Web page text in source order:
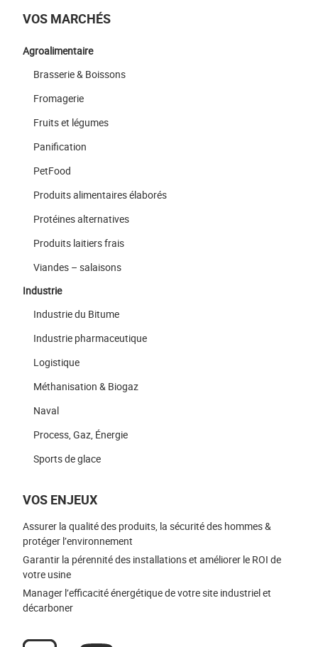
VOS MARCHÉS
Agroalimentaire
Brasserie & Boissons
Fromagerie
Fruits et légumes
Panification
PetFood
Produits alimentaires élaborés
Protéines alternatives
Produits laitiers frais
Viandes – salaisons
Industrie
Industrie du Bitume
Industrie pharmaceutique
Logistique
Méthanisation & Biogaz
Naval
Process, Gaz, Énergie
Sports de glace
VOS ENJEUX
Assurer la qualité des produits, la sécurité des hommes &
protéger l’environnement
Garantir la pérennité des installations et améliorer le ROI de
votre usine
Manager l’efficacité énergétique de votre site industriel et
décarboner